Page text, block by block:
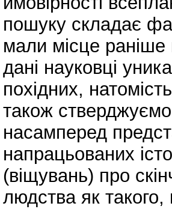
пошуку складає
мали місце раніше
дані науковці
похідних,
також
насамперед
напрацьованих
(віщувань) про
людства як